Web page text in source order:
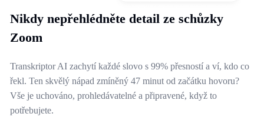
Nikdy nepřehlédněte detail ze schůzky
Zoom
Transkriptor AI zachytí každé slovo s 99% přesností a ví, kdo co
řekl. Ten skvělý nápad zmíněný 47 minut od začátku hovoru?
Vše je uchováno, prohledávatelné a připravené, když to
potřebujete.